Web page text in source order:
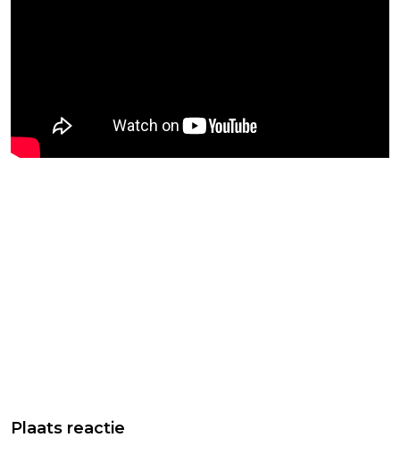
Plaats reactie